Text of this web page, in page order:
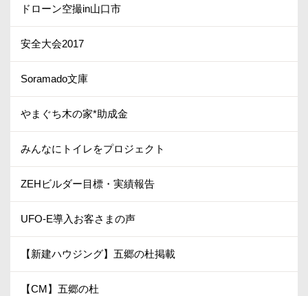
ドローン空撮in山口市
安全大会2017
Soramado文庫
やまぐち木の家*助成金
みんなにトイレをプロジェクト
ZEHビルダー目標・実績報告
UFO-E導入お客さまの声
【新建ハウジング】五郷の杜掲載
【CM】五郷の杜